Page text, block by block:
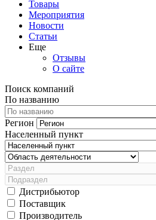
Товары
Мероприятия
Новости
Статьи
Еще
Отзывы
О сайте
Поиск компаний
По названию
Регион
Населенный пункт
Дистрибьютор
Поставщик
Производитель